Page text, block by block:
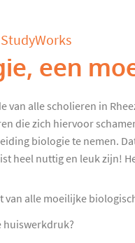
een
van alle scholieren in
die zich hiervoor
biologie te nemen.
heel nuttig en leuk zijn!
van alle moeilijke
huiswerkdruk?